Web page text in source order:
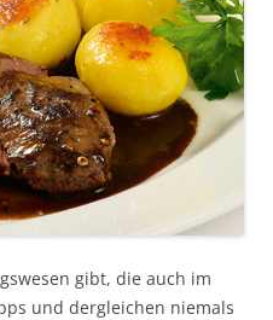
gibt, die auch im
und dergleichen niemals